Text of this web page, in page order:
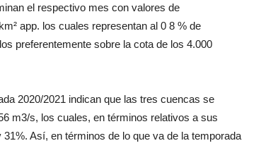
el respectivo mes con valores de
app. los cuales representan al 0 8 % de
preferentemente sobre la cota de los 4.000
2020/2021 indican que las tres cuencas se
m3/s, los cuales, en términos relativos a sus
Así, en términos de lo que va de la temporada